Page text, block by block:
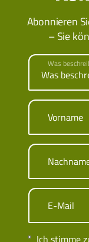
Abonnieren
– Sie
Was
Vorname
E-Mail
Ich stimme